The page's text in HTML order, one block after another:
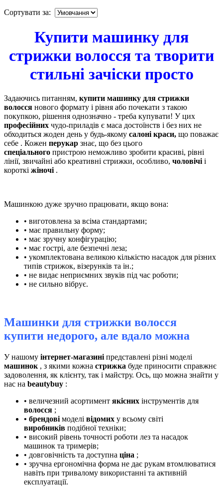
Сортувати за:
Купити машинку для
стрижки волосся та творити
стильні зачіски просто
Задаючись питанням, купити машинку для стрижки
волосся нового формату і рівня або почекати з такою
покупкою, рішення однозначно - треба купувати! У цих
професійних чудо-приладів є маса достоїнств і без них не
обходиться жоден день у будь-якому салоні краси, що поважає
себе . Кожен перукар знає, що без цього
спеціального пристрою неможливо зробити красиві, рівні
лінії, звичайні або креативні стрижки, особливо, чоловічі і
короткі жіночі .
Машинкою дуже зручно працювати, якщо вона:
• виготовлена ​​за всіма стандартами;
• має правильну форму;
• має зручну конфігурацію;
• має гострі, але безпечні леза;
• укомплектована великою кількістю насадок для різних
типів стрижок, візерунків та ін.;
• не видає неприємних звуків під час роботи;
• не сильно вібрує.
Машинки для стрижки волосся
купити недорого, але вдало можна
У нашому інтернет-магазині представлені різні моделі
машинок , з якими кожна стрижка буде приносити справжнє
задоволення, як клієнту, так і майстру. Ось, що можна знайти у
нас на beautybuy :
• величезний асортимент якісних інструментів для
волосся ;
• брендові моделі відомих у всьому світі
виробників подібної техніки;
• високий рівень точності роботи лез та насадок
машинок та тримерів;
• довговічність та доступна ціна ;
• зручна ергономічна форма не дає рукам втомлюватися
навіть при тривалому використанні та активній
експлуатації.